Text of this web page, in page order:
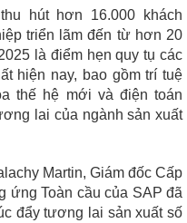
hút hơn 16.000 khách
triển lãm đến từ hơn 20
là điểm hẹn quy tụ các
hiện nay, bao gồm trí tuệ
thế hệ mới và điện toán
lai của ngành sản xuất
Martin, Giám đốc Cấp
ứng Toàn cầu của SAP đã
đẩy tương lai sản xuất số